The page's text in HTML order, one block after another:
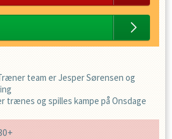
team er Jesper Sørensen og
trænes og spilles kampe på Onsdage